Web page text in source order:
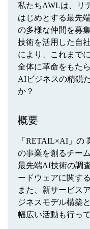
私たちAWLは、リ
はじめとする最先
の多様な仲間を募
技術を活用した自
により、これまで
全体に革命をもた
AIビジネスの精鋭
か？
概要
「RETAIL×AI」の
の事業を創るチーム
最先端AI技術の調
ードウェアに関す
また、新サービス
ジネスモデル構築
幅広い活動も行っ